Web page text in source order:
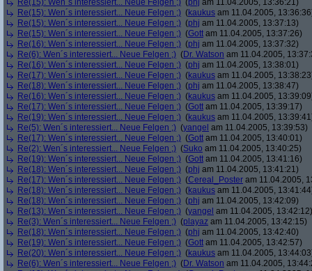
Re(15): Wen´s interessiert... Neue Felgen ;) (phj am 11.04.2005, 13:36:21)
Re(15): Wen´s interessiert... Neue Felgen ;) (kaukus am 11.04.2005,
Re(15): Wen´s interessiert... Neue Felgen ;) (phj am 11.04.2005, 13:37:13)
Re(15): Wen´s interessiert... Neue Felgen ;) (Gott am 11.04.2005, 13:37:26)
Re(16): Wen´s interessiert... Neue Felgen ;) (phj am 11.04.2005, 13:37:32)
Re(6): Wen´s interessiert... Neue Felgen ;) (Dr. Watson am 11.04.2005,
Re(16): Wen´s interessiert... Neue Felgen ;) (phj am 11.04.2005, 13:38:01)
Re(17): Wen´s interessiert... Neue Felgen ;) (kaukus am 11.04.2005,
Re(18): Wen´s interessiert... Neue Felgen ;) (phj am 11.04.2005, 13:38:47)
Re(16): Wen´s interessiert... Neue Felgen ;) (kaukus am 11.04.2005,
Re(17): Wen´s interessiert... Neue Felgen ;) (Gott am 11.04.2005, 13:39:17)
Re(19): Wen´s interessiert... Neue Felgen ;) (kaukus am 11.04.2005,
Re(5): Wen´s interessiert... Neue Felgen ;) (yangel am 11.04.2005, 13:39:53)
Re(17): Wen´s interessiert... Neue Felgen ;) (Gott am 11.04.2005, 13:40:01)
Re(2): Wen´s interessiert... Neue Felgen ;) (Suko am 11.04.2005, 13:40:25)
Re(19): Wen´s interessiert... Neue Felgen ;) (Gott am 11.04.2005, 13:41:16)
Re(18): Wen´s interessiert... Neue Felgen ;) (phj am 11.04.2005, 13:41:21)
Re(17): Wen´s interessiert... Neue Felgen ;) (Cereal_Poster am 11.04.2005,
Re(18): Wen´s interessiert... Neue Felgen ;) (kaukus am 11.04.2005,
Re(18): Wen´s interessiert... Neue Felgen ;) (phj am 11.04.2005, 13:42:09)
Re(13): Wen´s interessiert... Neue Felgen ;) (yangel am 11.04.2005, 13:42:12)
Re(3): Wen´s interessiert... Neue Felgen ;) (playaz am 11.04.2005, 13:42:15)
Re(18): Wen´s interessiert... Neue Felgen ;) (phj am 11.04.2005, 13:42:40)
Re(19): Wen´s interessiert... Neue Felgen ;) (Gott am 11.04.2005, 13:42:57)
Re(20): Wen´s interessiert... Neue Felgen ;) (kaukus am 11.04.2005,
Re(6): Wen´s interessiert... Neue Felgen ;) (Dr. Watson am 11.04.2005,